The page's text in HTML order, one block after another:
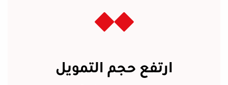
ارتفع حجم التمويل